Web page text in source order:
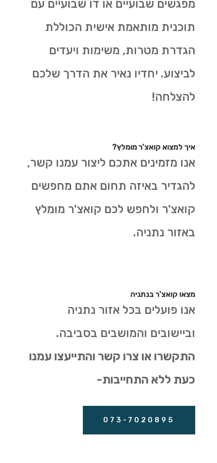
מפגשים שבועיים או דו שבועיים עם
תוכנית מותאמת אישית הכוללת
הגדרת מטרות, משימות ויעדים
לביצוע. יחדיו נאיר את הדרך שלכם
להצלחה!
איך למצוא קואצ'ר מומלץ?
אנו מזמינים אתכם ליצור עמנו קשר,
להגדיר באיזה תחום אתם מחפשים
קואצ'ר ולחפש לכם קואצ'ר מומלץ
באזור נתניה.
מצאו קואצ'ר בנתניה
אנו פועלים בכל אזור נתניה
וביישובים והמושבים בסביבה.
התקשרו או צרו קשר והתייעצו עמנו
כעת ללא התחייבות-
073-7020895